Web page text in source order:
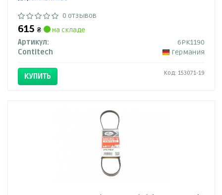
0 отзывов
615 ₴
на складе
Артикул:
6PK1190
Contitech
Германия
КУПИТЬ Код: 153071-19